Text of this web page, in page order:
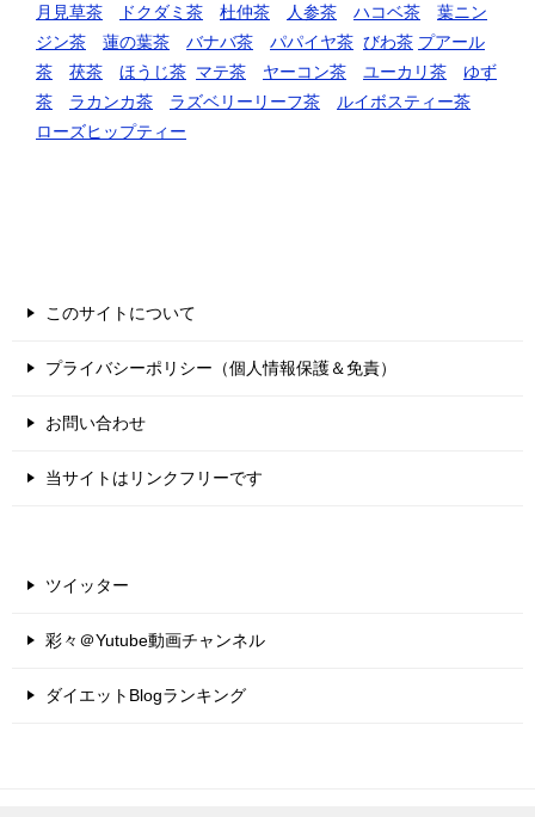
月見草茶
ドクダミ茶 杜仲茶 人参茶 ハコベ茶
葉ニン
ジン茶
蓮の葉茶 バナバ茶 パパイヤ茶 びわ茶 プアール
茶
茯茶 ほうじ茶 マテ茶 ヤーコン茶 ユーカリ茶
ゆず
茶
ラカンカ茶 ラズベリーリーフ茶
ルイボスティー茶
ローズヒップティー
このサイトについて
プライバシーポリシー（個人情報保護＆免責）
お問い合わせ
当サイトはリンクフリーです
ツイッター
彩々＠Yutube動画チャンネル
ダイエットBlogランキング